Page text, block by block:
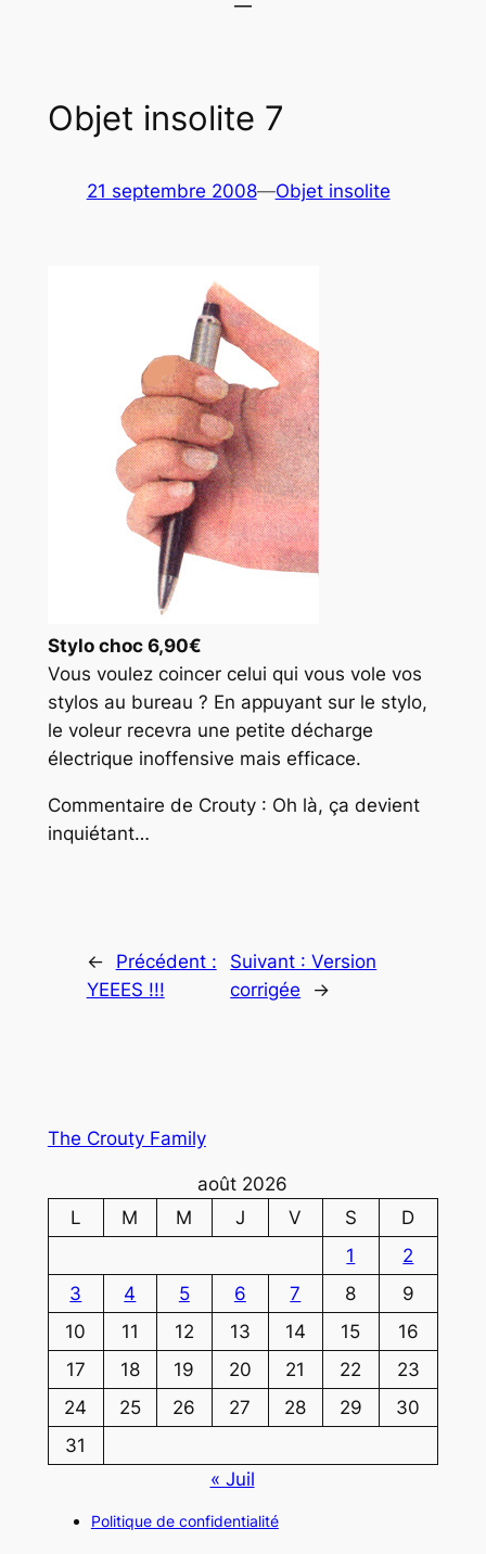
Objet insolite 7
21 septembre 2008—Objet insolite
Stylo choc 6,90€
Vous voulez coincer celui qui vous vole vos
stylos au bureau ? En appuyant sur le stylo,
le voleur recevra une petite décharge
électrique inoffensive mais efficace.
Commentaire de Crouty : Oh là, ça devient
inquiétant…
←
Précédent :
YEEES !!!
Suivant :Version
corrigée
→
The Crouty Family
août 2026
L
M M J V S
D
1
2
3
4 5 6 7 8
9
10
11 12 13 14 15
16
17
18 19 20 21 22
23
24
25 26 27 28 29
30
31
« Juil
Politique de confidentialité